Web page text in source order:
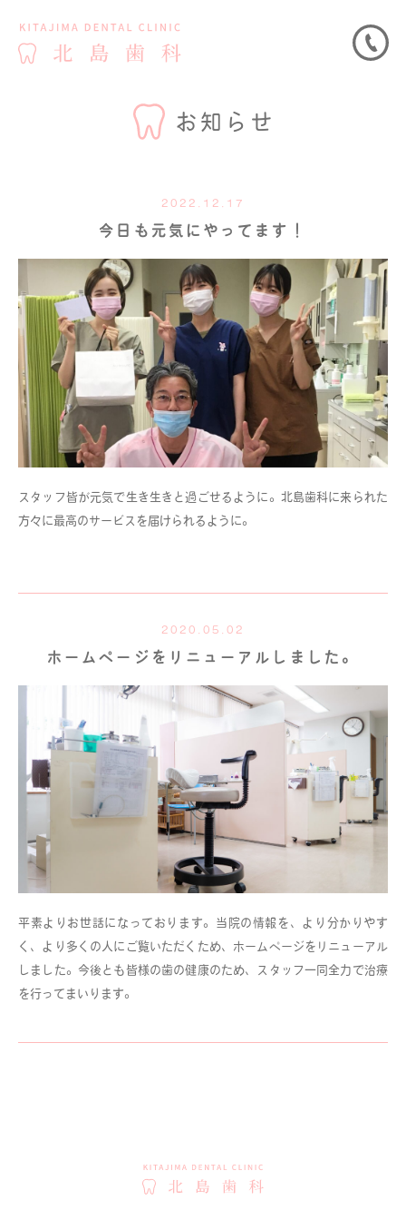
お知らせ
2022.12.17
今日も元気にやってます！
スタッフ皆が元気で生き生きと過ごせるように。北島歯科に来られた
方々に最高のサービスを届けられるように。
2020.05.02
ホームページをリニューアルしました。
平素よりお世話になっております。当院の情報を、より分かりやす
く、より多くの人にご覧いただくため、ホームページをリニューアル
しました。今後とも皆様の歯の健康のため、スタッフ一同全力で治療
を行ってまいります。